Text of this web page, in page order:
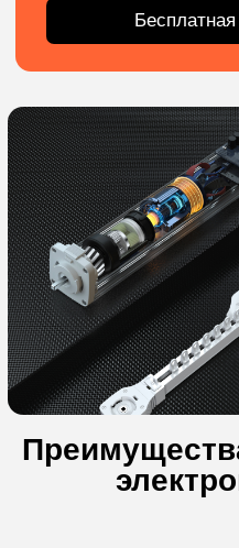
Заказать консультацию
+7
Отправить